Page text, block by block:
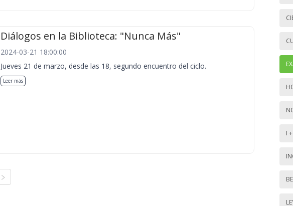
Diálogos en la Biblioteca: "Nunca Más"
2024-03-21 18:00:00
Jueves 21 de marzo, desde las 18, segundo encuentro del ciclo.
Leer más
I